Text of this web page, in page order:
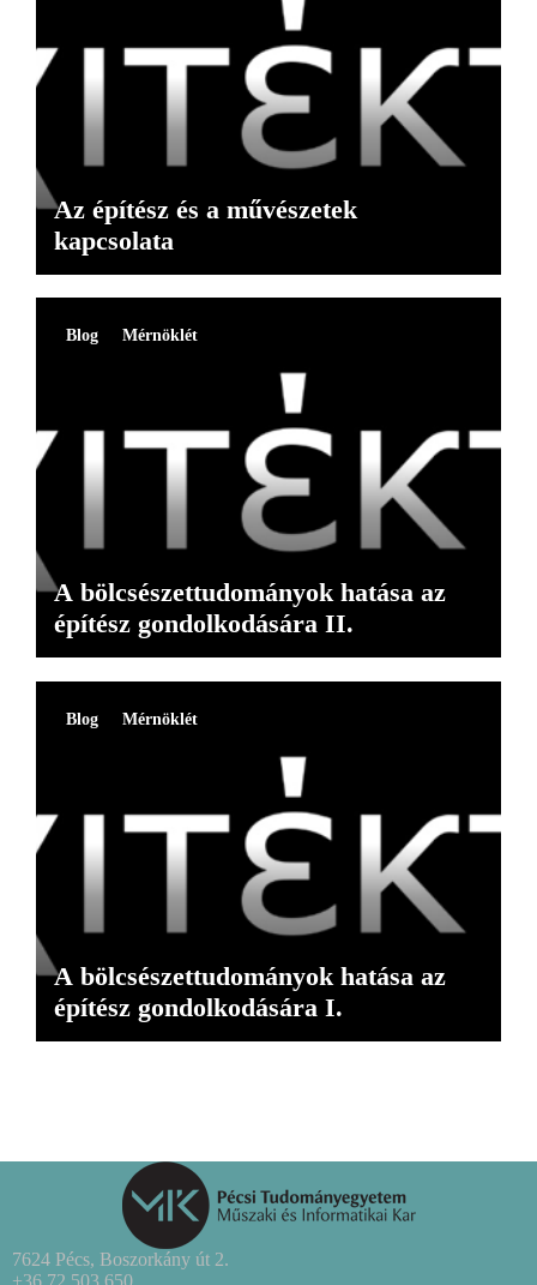
Az építész és a művészetek
kapcsolata
Blog Mérnöklét
A bölcsészettudományok hatása az
építész gondolkodására II.
Blog Mérnöklét
A bölcsészettudományok hatása az
építész gondolkodására I.
7624 Pécs, Boszorkány út 2.
+36 72 503 650